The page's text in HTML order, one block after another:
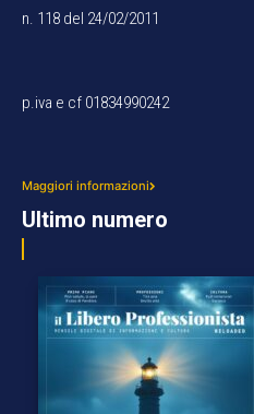
n. 118 del 24/02/2011
p.iva e cf 01834990242
Maggiori informazioni
Ultimo numero